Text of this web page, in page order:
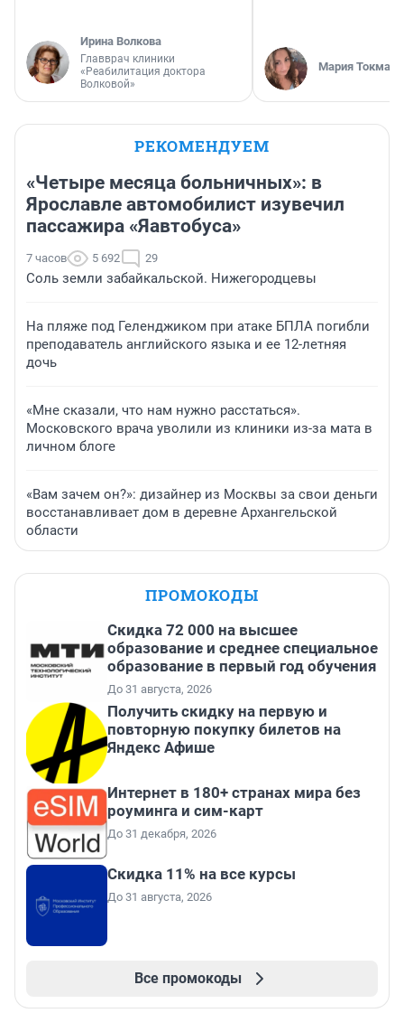
Ирина Волкова
Главврач клиники
«Реабилитация доктора
Волковой»
Мария
РЕКОМЕНДУЕМ
«Четыре месяца больничных»: в
Ярославле автомобилист изувечил
пассажира «Яавтобуса»
7 часов 5 692 29
Соль земли забайкальской. Нижегородцевы
На пляже под Геленджиком при атаке БПЛА погибли
преподаватель английского языка и ее 12-летняя
дочь
«Мне сказали, что нам нужно расстаться».
Московского врача уволили из клиники из-за мата в
личном блоге
«Вам зачем он?»: дизайнер из Москвы за свои деньги
восстанавливает дом в деревне Архангельской
области
ПРОМОКОДЫ
Скидка 72 000 на высшее
образование и среднее специальное
образование в первый год обучения
До 31 августа, 2026
Получить скидку на первую и
повторную покупку билетов на
Яндекс Афише
Интернет в 180+ странах мира без
роуминга и сим-карт
До 31 декабря, 2026
Скидка 11% на все курсы
До 31 августа, 2026
Все промокоды